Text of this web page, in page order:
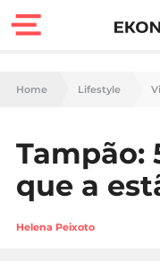
Finanças
Carreira
Casa
Home Lifestyle
Tampão:
que a
Helena Peixoto